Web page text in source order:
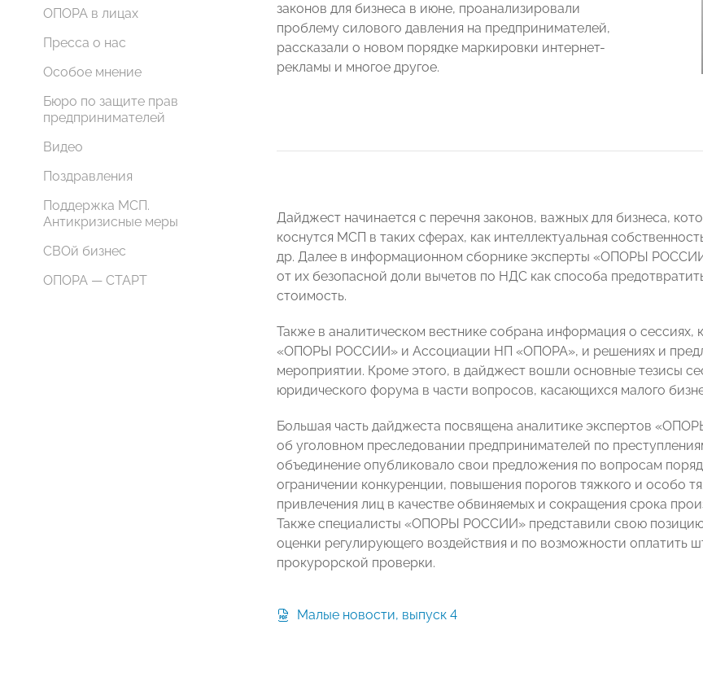
ОПОРА в лицах
Пресса о нас
Особое мнение
Бюро по защите прав
предпринимателей
Видео
Поздравления
Поддержка МСП.
Антикризисные меры
СВОй бизнес
ОПОРА — СТАРТ
законов для бизнеса в июне, проанализировали
проблему силового давления на предпринимателей,
рассказали о новом порядке маркировки интернет-
рекламы и многое другое.
Дайджест начинается с перечня законов, важных для бизнеса,
коснутся МСП в таких сферах, как интеллектуальная
др. Далее в информационном сборнике эксперты «ОПОРЫ
от их безопасной доли вычетов по НДС как способа
стоимость.
Также в аналитическом вестнике собрана информация о
«ОПОРЫ РОССИИ» и Ассоциации НП «ОПОРА», и решениях и
мероприятии. Кроме этого, в дайджест вошли основные тезисы
юридического форума в части вопросов, касающихся малого
Большая часть дайджеста посвящена аналитике экспертов
об уголовном преследовании предпринимателей по
объединение опубликовало свои предложения по вопросам
ограничении конкуренции, повышения порогов тяжкого и особо
привлечения лиц в качестве обвиняемых и сокращения срока
Также специалисты «ОПОРЫ РОССИИ» представили свою
оценки регулирующего воздействия и по возможности оплатить
прокурорской проверки.
Малые новости, выпуск 4